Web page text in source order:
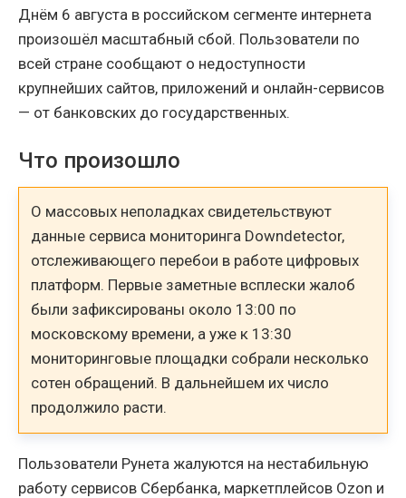
Днём 6 августа в российском сегменте интернета
произошёл масштабный сбой. Пользователи по
всей стране сообщают о недоступности
крупнейших сайтов, приложений и онлайн-сервисов
— от банковских до государственных.
Что произошло
О массовых неполадках свидетельствуют
данные сервиса мониторинга Downdetector,
отслеживающего перебои в работе цифровых
платформ. Первые заметные всплески жалоб
были зафиксированы около 13:00 по
московскому времени, а уже к 13:30
мониторинговые площадки собрали несколько
сотен обращений. В дальнейшем их число
продолжило расти.
Пользователи Рунета жалуются на нестабильную
работу сервисов Сбербанка, маркетплейсов Ozon и